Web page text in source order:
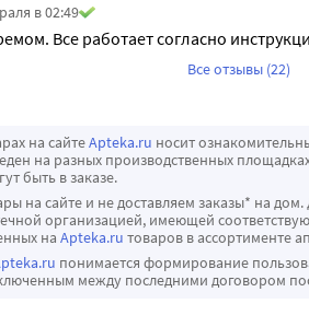
в 02:49
Все работает согласно
Все отзывы (22)
на сайтеApteka.ru носит
на разных производственных
быть в заказе.
на сайте и не доставляем заказы* на
организацией, имеющей
на Apteka.ru товаров в ассортименте
понимается формирование
между последними договором